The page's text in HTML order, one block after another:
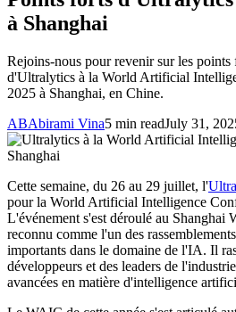
à Shanghai
Rejoins-nous pour revenir sur les points
d'Ultralytics à la World Artificial
2025 à Shanghai, en Chine.
ABAbirami Vina5 min readJuly 31,
Cette semaine, du 26 au 29 juillet, l'
pour la World Artificial Intelligence
L'événement s'est déroulé au Shanghai
reconnu comme l'un des
importants dans le domaine de l'IA. Il
développeurs et des leaders de
avancées en matière d'intelligence